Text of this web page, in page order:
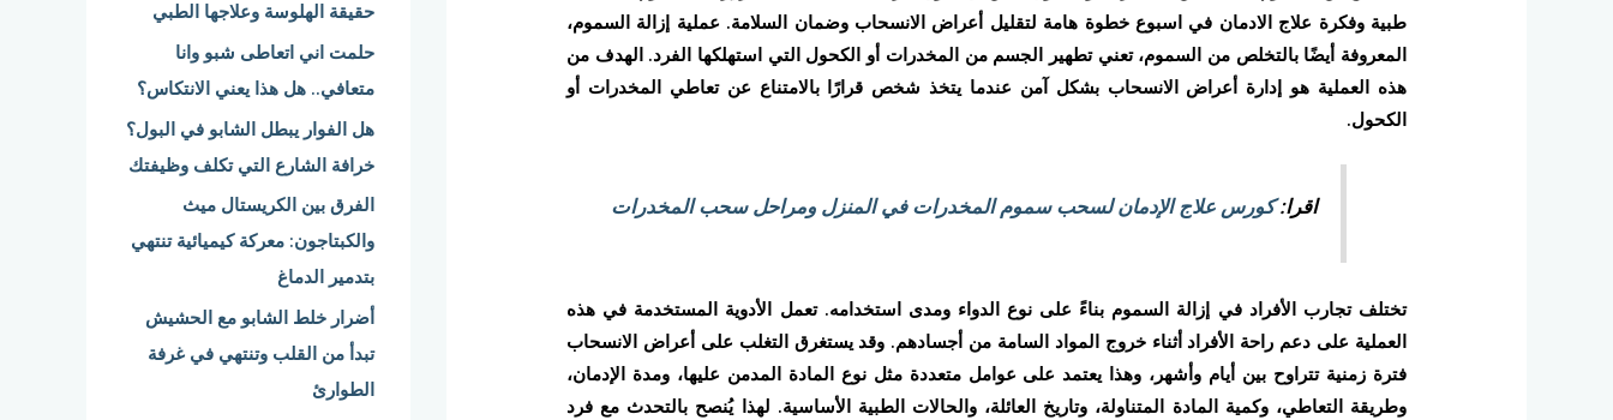
طبية وفكرة علاج الادمان في اسبوع خطوة هامة لتقليل أعراض الانسحاب وضمان السلامة. عملية إزالة السموم،
المعروفة أيضًا بالتخلص من السموم، تعني تطهير الجسم من المخدرات أو الكحول التي استهلكها الفرد. الهدف من
هذه العملية هو إدارة أعراض الانسحاب بشكل آمن عندما يتخذ شخص قرارًا بالامتناع عن تعاطي المخدرات أو
الكحول.
اقرا:كورس علاج الإدمان لسحب سموم المخدرات في المنزل ومراحل سحب المخدرات
تختلف تجارب الأفراد في إزالة السموم بناءً على نوع الدواء ومدى استخدامه. تعمل الأدوية المستخدمة في هذه
العملية على دعم راحة الأفراد أثناء خروج المواد السامة من أجسادهم. وقد يستغرق التغلب على أعراض الانسحاب
فترة زمنية تتراوح بين أيام وأشهر، وهذا يعتمد على عوامل متعددة مثل نوع المادة المدمن عليها، ومدة الإدمان،
وطريقة التعاطي، وكمية المادة المتناولة، وتاريخ العائلة، والحالات الطبية الأساسية. لهذا يُنصح بالتحدث مع فرد
:
حقيقة الهلوسة وعلاجها الطبي
حلمت اني اتعاطى شبو وانا
متعافي.. هل هذا يعني الانتكاس؟
هل الفوار يبطل الشابو في البول؟
خرافة الشارع التي تكلف وظيفتك
الفرق بين الكريستال ميث
والكبتاجون: معركة كيميائية تنتهي
بتدمير الدماغ
أضرار خلط الشابو مع الحشيش
تبدأ من القلب وتنتهي في غرفة
الطوارئ